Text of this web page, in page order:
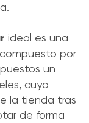
ideal es una
por
un
cuya
la tienda tras
de forma